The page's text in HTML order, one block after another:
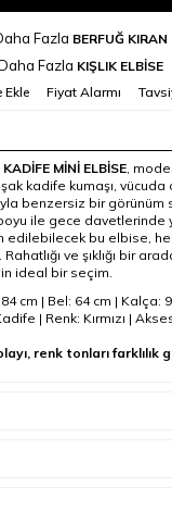
Fazla BERFUĞ KIRAN
Fazla KIŞLIK ELBİSE
Ekle
Fiyat Alarmı
MİNİ ELBİSE,
kadife kumaşı,
benzersiz bir görünüm
ile gece davetlerinde
bu elbise, her
ve şıklığı bir
ideal bir seçim.
cm | Bel: 64 cm | Kalça:
| Renk: Kırmızı |
renk tonları farklılık